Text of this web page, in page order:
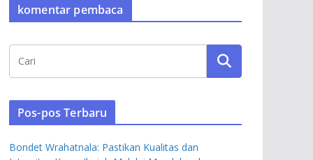
komentar pembaca
Pos-pos Terbaru
Bondet Wrahatnala: Pastikan Kualitas dan